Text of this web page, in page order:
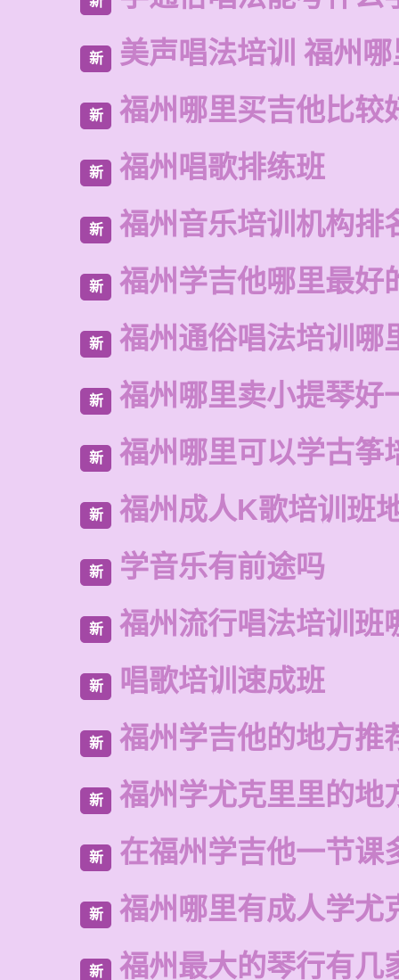
新 美声唱法培训 福州
新 福州哪里买吉他比较
新 福州唱歌排练班
新 福州音乐培训机构排
新 福州学吉他哪里最好
新 福州通俗唱法培训哪
新 福州哪里卖小提琴好
新 福州哪里可以学古筝
新 福州成人K歌培训班
新 学音乐有前途吗
新 福州流行唱法培训班
新 唱歌培训速成班
新 福州学吉他的地方推
新 福州学尤克里里的地
新 在福州学吉他一节课
新 福州哪里有成人学尤
新 福州最大的琴行有几